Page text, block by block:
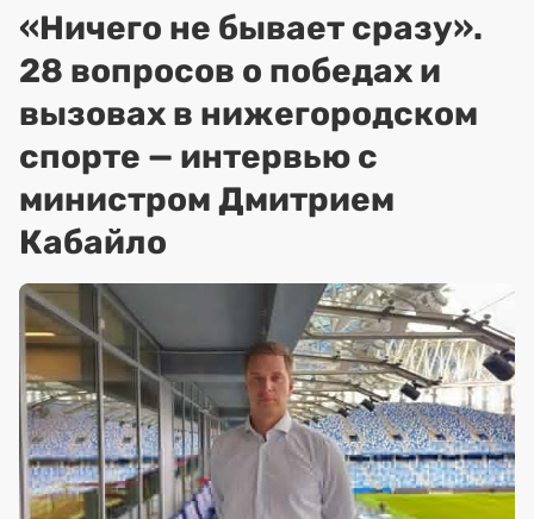
«Ничего не бывает сразу».
28 вопросов о победах и
вызовах в нижегородском
спорте — интервью с
министром Дмитрием
Кабайло